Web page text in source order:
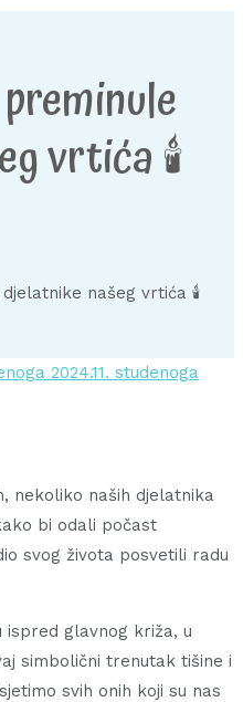
vrtića 🕯️
našeg vrtića 🕯️
2024.11. studenoga
nekoliko naših djelatnika
bi odali počast
svog života posvetili radu
ispred glavnog križa, u
simbolični trenutak tišine i
svih onih koji su nas